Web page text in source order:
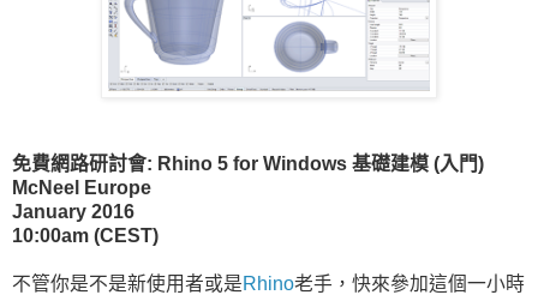
免費網路研討會: Rhino 5 for Windows 基礎建模 (入門)
McNeel Europe
January 2016
10:00am (CEST)
不管你是不是新使用者或是Rhino老手，快來參加這個一小時